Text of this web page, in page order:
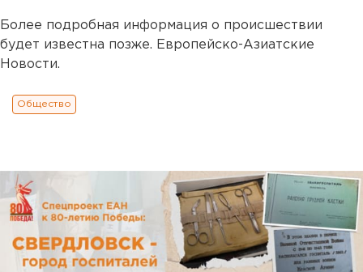
Более подробная информация о происшествии
будет известна позже. Европейско-Азиатские
Новости.
Общество